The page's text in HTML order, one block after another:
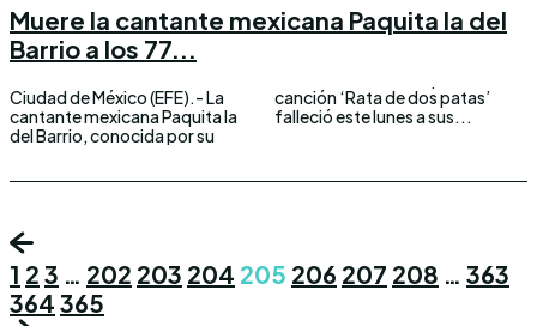
Muere la cantante mexicana Paquita la del
Barrio a los 77...
Ciudad de México (EFE).- La
cantante mexicana Paquita la
del Barrio, conocida por su
canción ‘Rata de dos patas’
falleció este lunes a sus...
1 2 3 … 202 203 204 205 206 207 208 … 363
364 365